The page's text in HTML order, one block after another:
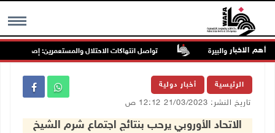
MENU أهم الاخبار تواصل انتهاكات الاحتلال والمستعمرين: إصابات
الرئيسية أخبار دولية
تاريخ النشر: 21/03/2023 12:12 ص
الاتحاد الأوروبي يرحب بنتائج اجتماع شرم الشيخ